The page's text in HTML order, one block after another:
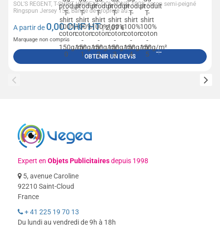
SOL'S REGENT, T-SHIRT UNISEXE COL ROND, 100% coton semi-peigné
Ringspun Jersey 150, Bande de propreté au...
A partir de 0,00CHF HT| 2,07 €
Marquage non compris
OBTENIR UN DEVIS
Expert enObjets Publicitairesdepuis 1998
5, avenue Caroline
92210 Saint-Cloud
France
+ 41 225 19 70 13
Du lundi au vendredi de 9h à 18h